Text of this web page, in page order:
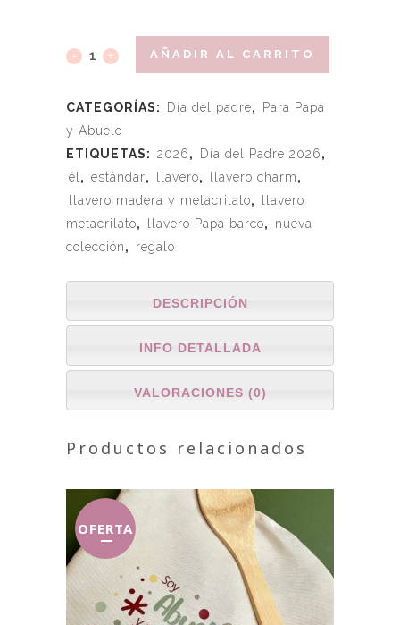
AÑADIR AL CARRITO
CATEGORÍAS: Día del padre,
Para Papá
y Abuelo
ETIQUETAS: 2026, Día del Padre 2026,
él , estándar, llavero, llavero charm,
llavero madera y metacrilato,
llavero
metacrilato, llavero Papá barco,
nueva
colección, regalo
DESCRIPCIÓN
INFO DETALLADA
VALORACIONES (0)
Productos relacionados
OFERTA